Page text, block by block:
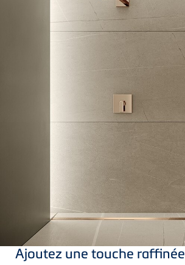
Ajoutez une touche raffinée